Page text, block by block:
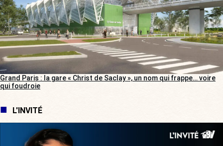
Grand Paris : la gare « Christ de Saclay », un nom qui frappe… voire
qui foudroie
L'INVITÉ